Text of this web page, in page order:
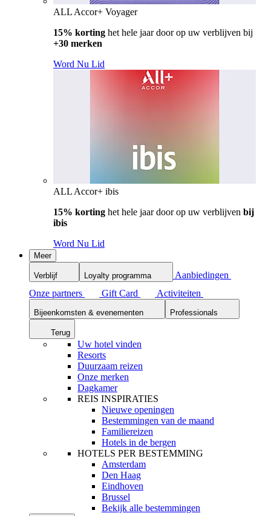
ALL Accor+ Voyager
15% korting het hele jaar door op uw verblijven bij
+30 merken
Word Nu Lid
ALL Accor+ ibis
15% korting het hele jaar door op uw verblijven bij
ibis
Word Nu Lid
Meer
Verblijf Loyalty programma
Aanbiedingen
Onze partners
Gift Card Activiteiten
Bijeenkomsten & evenementen Professionals
Terug
Uw hotel vinden
Resorts
Duurzaam reizen
Onze merken
Dagkamer
REIS INSPIRATIES
Nieuwe openingen
Bestemmingen van de maand
Familiereizen
Hotels in de bergen
HOTELS PER BESTEMMING
Amsterdam
Den Haag
Eindhoven
Brussel
Bekijk alle bestemmingen